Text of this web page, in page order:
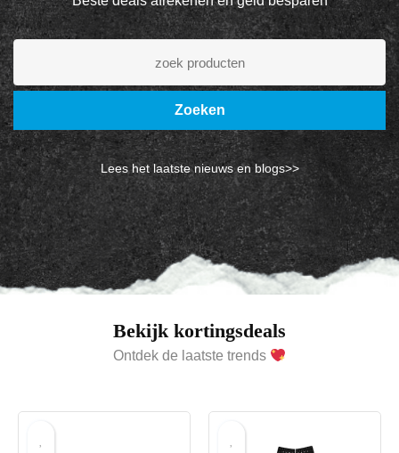
Zoeken
Lees het laatste nieuws en blogs>>
Bekijk kortingsdeals
Ontdek de laatste trends